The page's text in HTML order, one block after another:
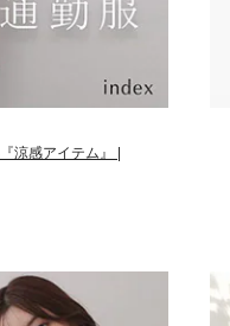
涼感アイテム』 |